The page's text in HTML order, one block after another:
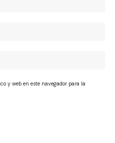
y web en este navegador para la